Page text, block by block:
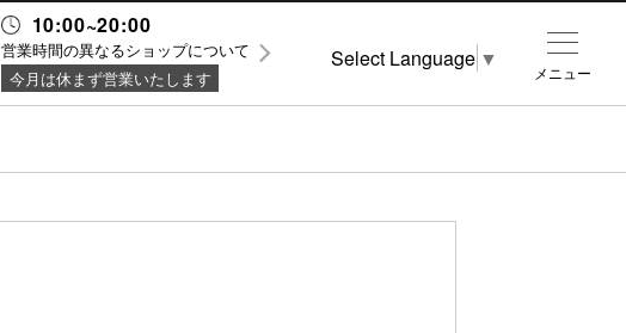
10:00~20:00
営業時間の異なるショップについて
今月は休まず営業いたします
メニュー
Select Language ▼